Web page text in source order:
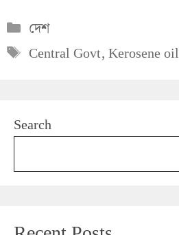
Categories
দেশ
Tags
Central Govt,Kerosene oil
Search